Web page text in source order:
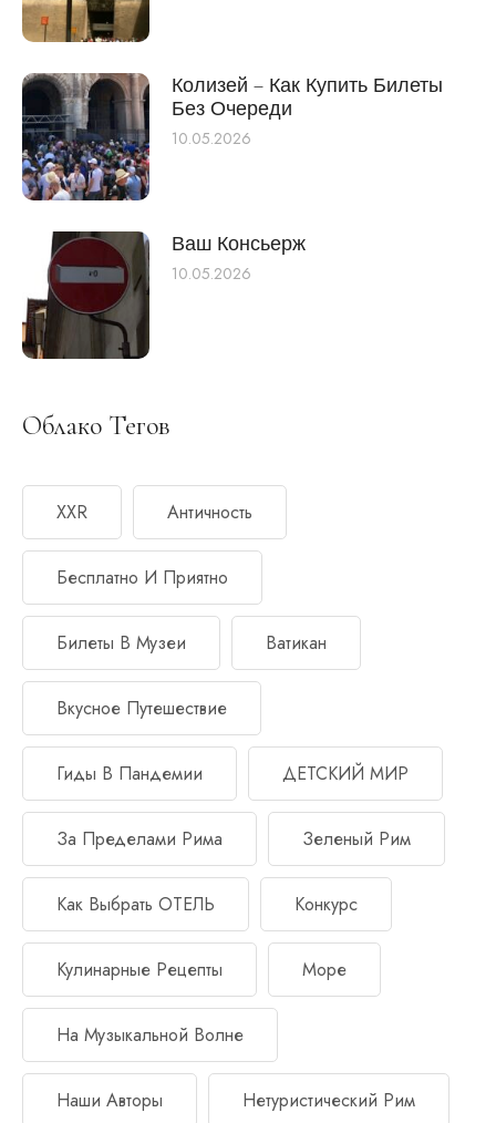
Колизей – Как Купить Билеты
Без Очереди
10.05.2026
Ваш Консьерж
10.05.2026
Облако Тегов
XXR Античность
Бесплатно И Приятно
Билеты В Музеи Ватикан
Вкусное Путешествие
Гиды В Пандемии ДЕТСКИЙ МИР
За Пределами Рима Зеленый Рим
Как Выбрать ОТЕЛЬ Конкурс
Кулинарные Рецепты Море
На Музыкальной Волне
Наши Авторы Нетуристический Рим